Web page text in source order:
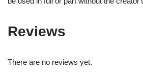
Reviews
There are no reviews yet.